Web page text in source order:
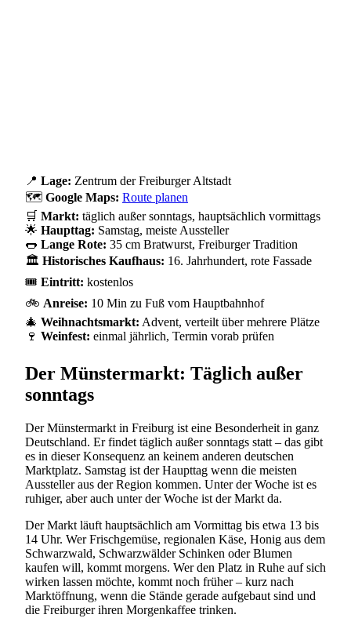
📍 Lage: Zentrum der Freiburger Altstadt
🗺️ Google Maps: Route planen
🛒 Markt: täglich außer sonntags, hauptsächlich vormittags
🌟 Haupttag: Samstag, meiste Aussteller
🌭 Lange Rote: 35 cm Bratwurst, Freiburger Tradition
🏛️ Historisches Kaufhaus: 16. Jahrhundert, rote Fassade
🎟️ Eintritt: kostenlos
🚲 Anreise: 10 Min zu Fuß vom Hauptbahnhof
🎄 Weihnachtsmarkt: Advent, verteilt über mehrere Plätze
🍷 Weinfest: einmal jährlich, Termin vorab prüfen
Der Münstermarkt: Täglich außer
sonntags
Der Münstermarkt in Freiburg ist eine Besonderheit in ganz
Deutschland. Er findet täglich außer sonntags statt – das gibt
es in dieser Konsequenz an keinem anderen deutschen
Marktplatz. Samstag ist der Haupttag wenn die meisten
Aussteller aus der Region kommen. Unter der Woche ist es
ruhiger, aber auch unter der Woche ist der Markt da.
Der Markt läuft hauptsächlich am Vormittag bis etwa 13 bis
14 Uhr. Wer Frischgemüse, regionalen Käse, Honig aus dem
Schwarzwald, Schwarzwälder Schinken oder Blumen
kaufen will, kommt morgens. Wer den Platz in Ruhe auf sich
wirken lassen möchte, kommt noch früher – kurz nach
Marktöffnung, wenn die Stände gerade aufgebaut sind und
die Freiburger ihren Morgenkaffee trinken.